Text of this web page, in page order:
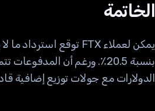
الخاتمة
بنسبة 20.5٪. ورغم أن
الدولارات مع جولات توزيع